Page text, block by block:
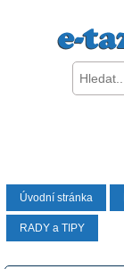
Úvodní stránka
RADY a TIPY